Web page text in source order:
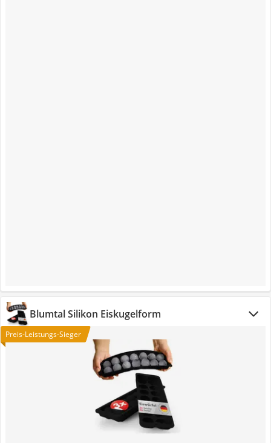
Blumtal Silikon Eiskugelform
Preis-Leistungs-Sieger